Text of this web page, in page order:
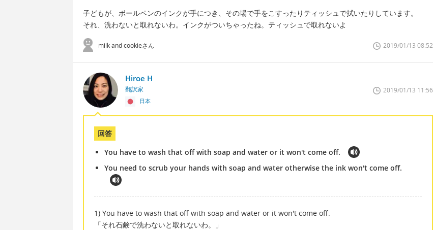
子どもが、ボールペンのインクが手につき、その場で手をこすったりティッシュで拭いたりしています。
それ、洗わないと取れないわ。インクがついちゃったね。ティッシュで取れないよ
milk and cookieさん 2019/01/13 08:52
Hiroe H
翻訳家
日本
2019/01/13 11:56
回答
You have to wash that off with soap and water or it won't come off.
You need to scrub your hands with soap and water otherwise the ink won't come off.
1) You have to wash that off with soap and water or it won't come off.
「それ石鹸で洗わないと取れないわ。」